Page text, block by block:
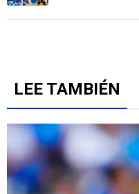
Un artículo de tendencia
Cruz Azul 2-3
LEE TAMBIÉN